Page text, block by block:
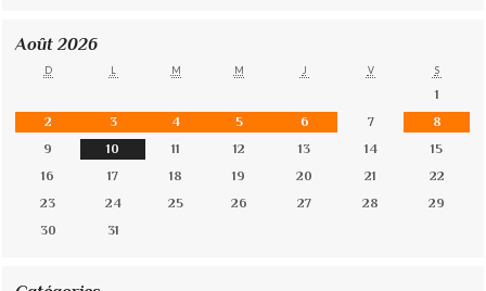
Août 2026
D L M M J V S
1
2
3 4 5 6 7
8
9
10 11 12 13 14
15
16
17 18 19 20 21
22
23
24 25 26 27 28
29
30
31